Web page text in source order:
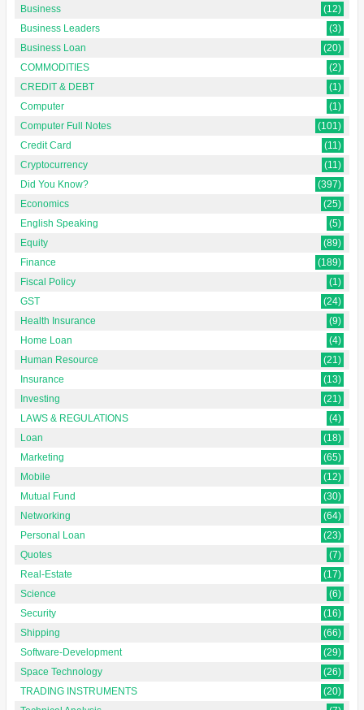
Business
(12)
Business Leaders
(3)
Business Loan
(20)
COMMODITIES
(2)
CREDIT & DEBT
(1)
Computer
(1)
Computer Full Notes
(101)
Credit Card
(11)
Cryptocurrency
(11)
Did You Know?
(397)
Economics
(25)
English Speaking
(5)
Equity
(89)
Finance
(189)
Fiscal Policy
(1)
GST
(24)
Health Insurance
(9)
Home Loan
(4)
Human Resource
(21)
Insurance
(13)
Investing
(21)
LAWS & REGULATIONS
(4)
Loan
(18)
Marketing
(65)
Mobile
(12)
Mutual Fund
(30)
Networking
(64)
Personal Loan
(23)
Quotes
(7)
Real-Estate
(17)
Science
(6)
Security
(16)
Shipping
(66)
Software-Development
(29)
Space Technology
(26)
TRADING INSTRUMENTS
(20)